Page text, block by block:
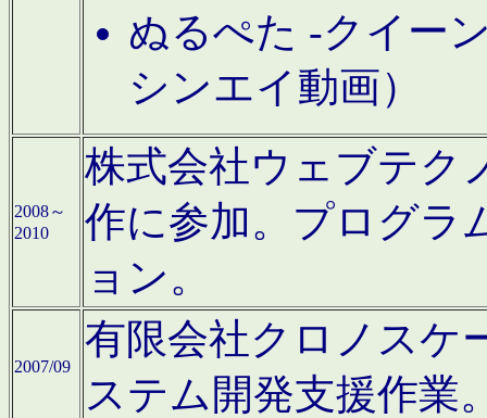
ぬるぺた -クイー
シンエイ動画）
2008～
2010
株式会社ウェブテク
作に参加。プログラ
ョン。
2007/09
有限会社クロノスケ
ステム開発支援作業